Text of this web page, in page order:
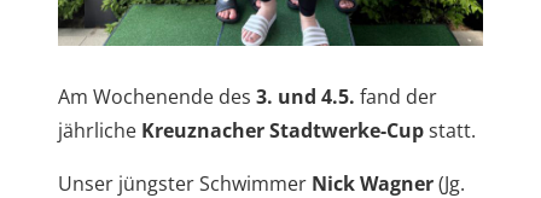
Am Wochenende des 3. und 4.5. fand der
jährliche Kreuznacher Stadtwerke-Cupstatt.
Unser jüngster Schwimmer Nick Wagner(Jg.